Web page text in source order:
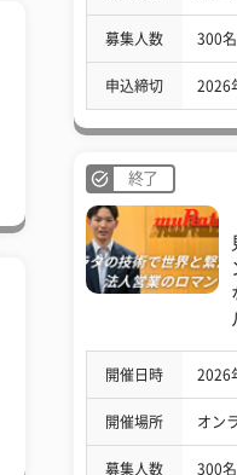
募集人数 300名
申込締切 2026
終了
開催日時 2026
開催場所 オン
募集人数 300名